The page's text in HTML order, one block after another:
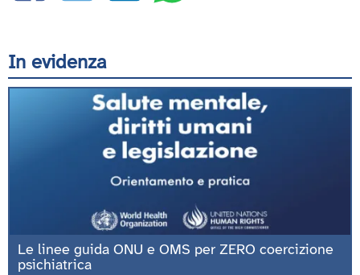
In evidenza
Le linee guida ONU e OMS per ZERO coercizione
psichiatrica